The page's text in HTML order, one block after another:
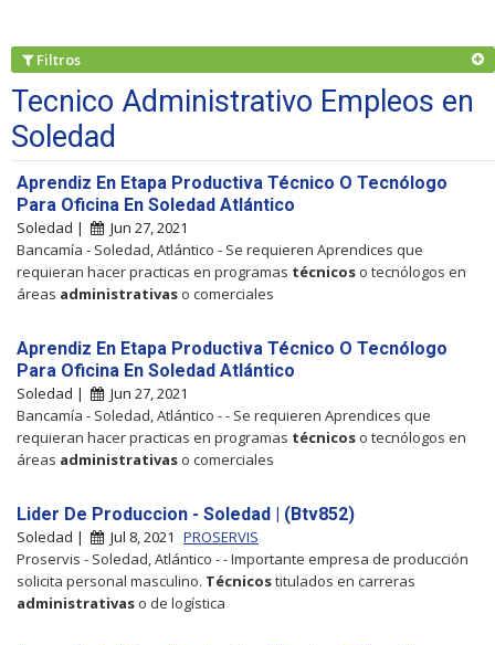
Filtros
Tecnico Administrativo Empleos en
Soledad
Aprendiz En Etapa Productiva Técnico O Tecnólogo
Para Oficina En Soledad Atlántico
Soledad |
Jun 27, 2021
Bancamía - Soledad, Atlántico - Se requieren Aprendices que
requieran hacer practicas en programas técnicos o tecnólogos en
áreas administrativas o comerciales
Aprendiz En Etapa Productiva Técnico O Tecnólogo
Para Oficina En Soledad Atlántico
Soledad |
Jun 27, 2021
Bancamía - Soledad, Atlántico - - Se requieren Aprendices que
requieran hacer practicas en programas técnicos o tecnólogos en
áreas administrativas o comerciales
Lider De Produccion - Soledad | (Btv852)
Soledad | Jul 8, 2021 PROSERVIS
Proservis - Soledad, Atlántico - - Importante empresa de producción
solicita personal masculino. Técnicostitulados en carreras
administrativas o de logística